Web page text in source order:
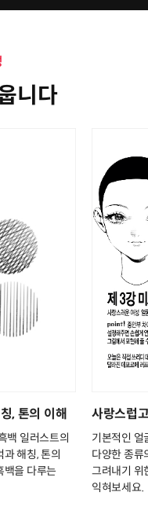
니다
, 톤의 이해
백 일러스트의
해칭, 톤의
백을 다루는
사랑스럽
기본적인 얼
다양한 종류
그려내기 위
익혀보세요.